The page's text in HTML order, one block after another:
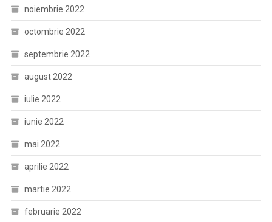
noiembrie 2022
octombrie 2022
septembrie 2022
august 2022
iulie 2022
iunie 2022
mai 2022
aprilie 2022
martie 2022
februarie 2022